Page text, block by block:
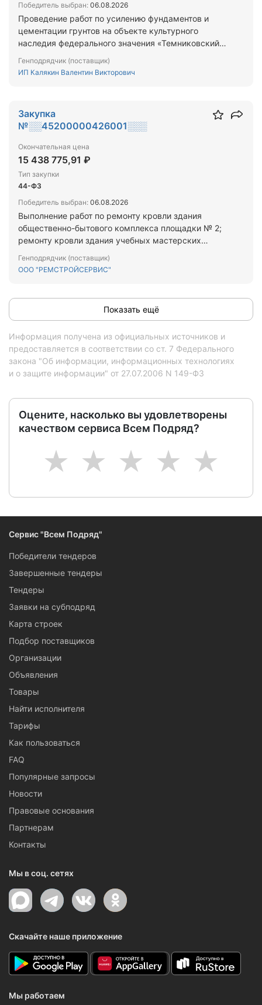
Победитель выбран: 06.08.2026
Проведение работ по усилению фундаментов и
цементации грунтов на объекте культурного
наследия федерального значения «Темниковский
надвратной церковью Преображения Господня,
1776 г.», расположенном по адресу: Республика
Генподрядчик (поставщик)
ИП Калякин Валентин Викторович
Закупка
№░░45200000426001░░░
Окончательная цена
15 438 775,91 ₽
Тип закупки
44-ФЗ
Победитель выбран: 06.08.2026
Выполнение работ по ремонту кровли здания
общественно-бытового комплекса площадки № 2;
ремонту кровли здания учебных мастерских
корпуса площадки № 2 и приспособление
водного транспорта" по адресу: Ленинградская
область, г. Отрадное, Заводская…
Генподрядчик (поставщик)
ООО "РЕМСТРОЙСЕРВИС"
Показать ещё
Информация получена из официальных источников и
предоставляется в соответствии со ст. 7 Федерального
закона "Об информации, информационных технологиях
и о защите информации" от 27.07.2006 N 149-ФЗ
Оцените, насколько вы удовлетворены
качеством сервиса Всем Подряд?
5
4
3
2
1
Сервис "Всем Подряд"
Победители тендеров
Завершенные тендеры
Тендеры
Заявки на субподряд
Карта строек
Подбор поставщиков
Организации
Объявления
Товары
Найти исполнителя
Тарифы
Как пользоваться
FAQ
Популярные запросы
Новости
Правовые основания
Партнерам
Контакты
Мы в соц. сетях
Скачайте наше приложение
Мы работаем